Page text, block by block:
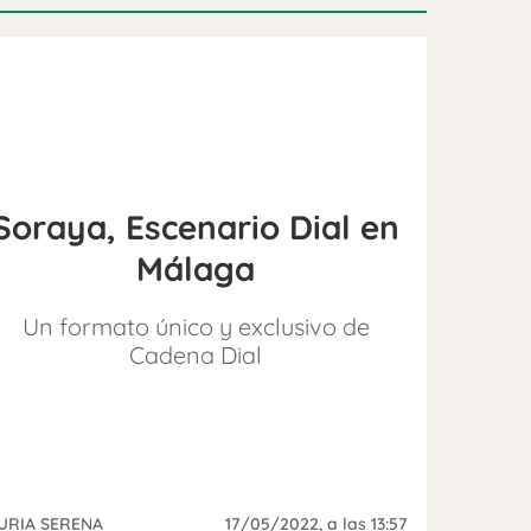
Escenario Dial en
Málaga
Un formato único y exclusivo de
Cadena Dial
SERENA 17/05/2022, a las 13:57